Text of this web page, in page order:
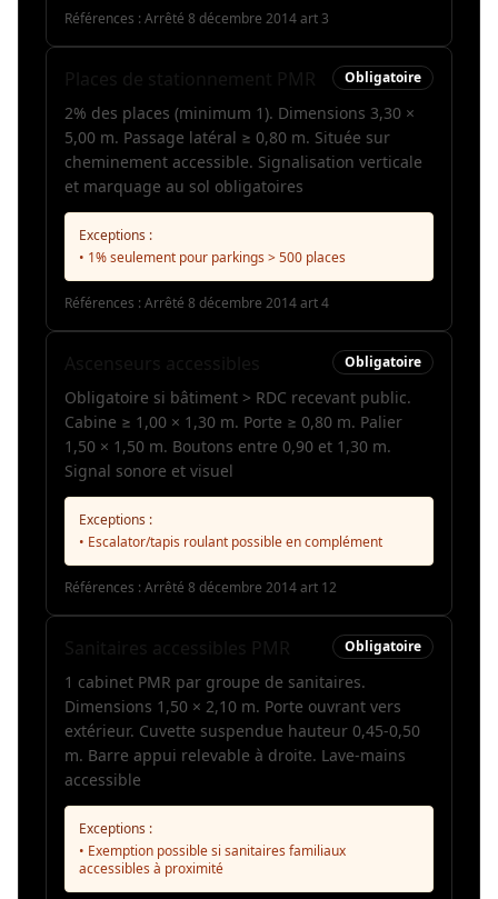
Références : Arrêté 8 décembre 2014 art 3
Obligatoire
2% des places (minimum 1). Dimensions 3,30 ×
5,00 m. Passage latéral ≥ 0,80 m. Située sur
cheminement accessible. Signalisation verticale
et marquage au sol obligatoires
Exceptions :
• 1% seulement pour parkings > 500 places
Références : Arrêté 8 décembre 2014 art 4
Obligatoire
Obligatoire si bâtiment > RDC recevant public.
Cabine ≥ 1,00 × 1,30 m. Porte ≥ 0,80 m. Palier
1,50 × 1,50 m. Boutons entre 0,90 et 1,30 m.
Signal sonore et visuel
Exceptions :
• Escalator/tapis roulant possible en complément
Références : Arrêté 8 décembre 2014 art 12
Obligatoire
1 cabinet PMR par groupe de sanitaires.
Dimensions 1,50 × 2,10 m. Porte ouvrant vers
extérieur. Cuvette suspendue hauteur 0,45-0,50
m. Barre appui relevable à droite. Lave-mains
accessible
Exceptions :
• Exemption possible si sanitaires familiaux
accessibles à proximité